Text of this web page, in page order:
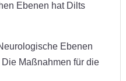
Ebenen hat Dilts
Ebenen
Maßnahmen für die